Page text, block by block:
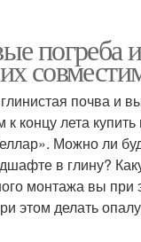
погреба
почва и
концу лета
Можно ли
в глину?
монтажа вы при
этом делать